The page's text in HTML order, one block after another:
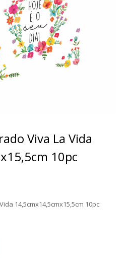
Viva La Vida
10pc
14,5cmx14,5cmx15,5cm 10pc